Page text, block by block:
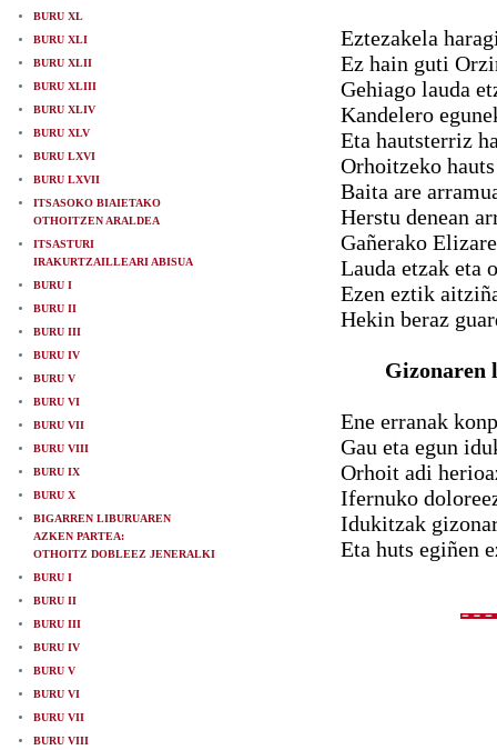
BURU XL
BURU XLI
BURU XLII
BURU XLIII
BURU XLIV
BURU XLV
BURU LXVI
BURU LXVII
ITSASOKO BIAIETAKO
OTHOITZEN ARALDEA
ITSASTURI
IRAKURTZAILLEARI ABISUA
BURU I
BURU II
BURU III
BURU IV
BURU V
BURU VI
BURU VII
BURU VIII
BURU IX
BURU X
BIGARREN LIBURUAREN
AZKEN PARTEA:
OTHOITZ DOBLEEZ JENERALKI
BURU I
BURU II
BURU III
BURU IV
BURU V
BURU VI
BURU VII
BURU VIII
Eztezakela
Ez hain guti
Gehiago lauda
Kandelero
Eta hautsterriz
Orhoitzeko
Baita are
Herstu denean
Gañerako
Lauda etzak eta
Ezen eztik
Hekin beraz
Gizonaren
Ene erranak
Gau eta egun
Orhoit adi
Ifernuko
Idukitzak
Eta huts egiñen